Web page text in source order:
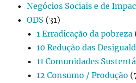
Negócios Sociais e de
ODS (31)
1 Erradicação da pobreza
10 Redução das
11 Comunidades
12 Consumo / Produção